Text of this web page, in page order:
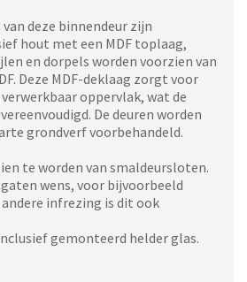
deze binnendeur zijn
hout met een MDF toplaag,
en dorpels worden voorzien van
Deze MDF-deklaag zorgt voor
oppervlak, wat de
De deuren worden
grondverf voorbehandeld.
te worden van smaldeursloten.
wens, voor bijvoorbeeld
infrezing is dit ook
gemonteerd helder glas.